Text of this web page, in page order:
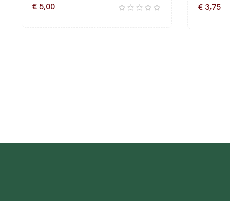
€ 5,00
€ 3,75